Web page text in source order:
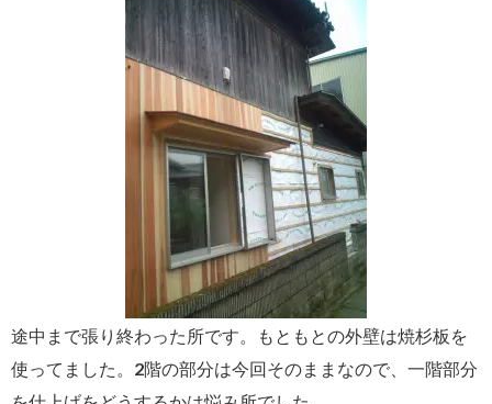
途中まで張り終わった所です。もともとの外壁は焼杉板を
使ってました。2階の部分は今回そのままなので、一階部分